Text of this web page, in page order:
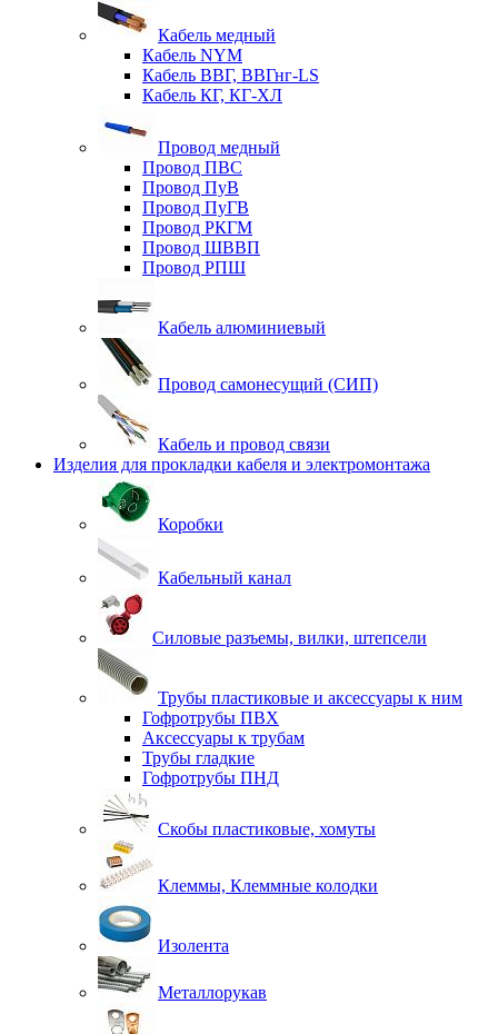
Кабель медный
Кабель NYM
Кабель ВВГ, ВВГнг-LS
Кабель КГ, КГ-ХЛ
Провод медный
Провод ПВС
Провод ПуВ
Провод ПуГВ
Провод РКГМ
Провод ШВВП
Провод РПШ
Кабель алюминиевый
Провод самонесущий (СИП)
Кабель и провод связи
Изделия для прокладки кабеля и электромонтажа
Коробки
Кабельный канал
Силовые разъемы, вилки, штепсели
Трубы пластиковые и аксессуары к ним
Гофротрубы ПВХ
Аксессуары к трубам
Трубы гладкие
Гофротрубы ПНД
Скобы пластиковые, хомуты
Клеммы, Клеммные колодки
Изолента
Металлорукав